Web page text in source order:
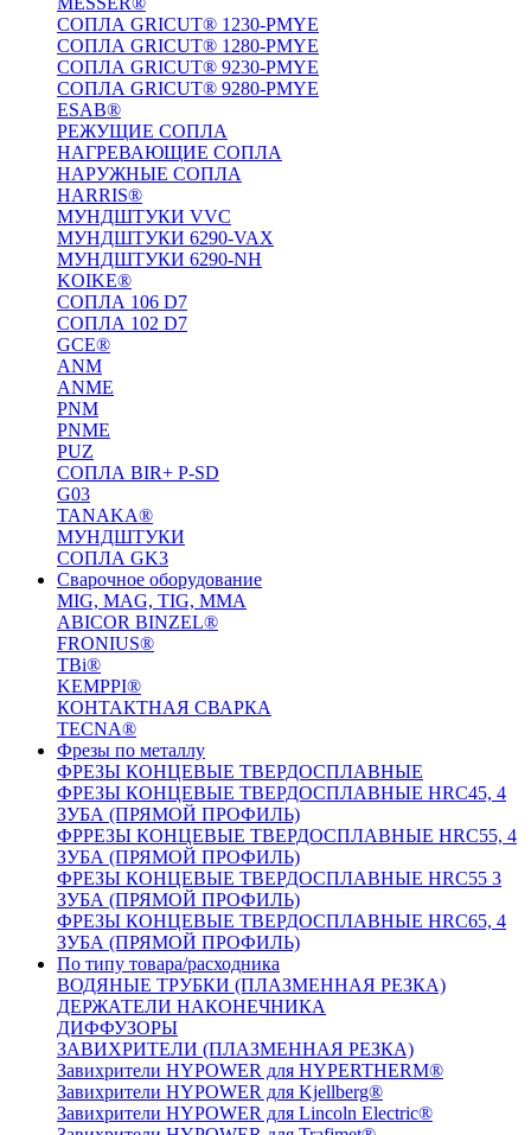
СОПЛА GRICUT® 1230-PMYE
СОПЛА GRICUT® 1280-PMYE
СОПЛА GRICUT® 9230-PMYE
СОПЛА GRICUT® 9280-PMYE
ESAB®
РЕЖУЩИЕ СОПЛА
НАГРЕВАЮЩИЕ СОПЛА
НАРУЖНЫЕ СОПЛА
HARRIS®
МУНДШТУКИ VVC
МУНДШТУКИ 6290-VAX
МУНДШТУКИ 6290-NH
KOIKE®
СОПЛА 106 D7
СОПЛА 102 D7
GCE®
ANM
ANME
PNM
PNME
PUZ
СОПЛА BIR+ P-SD
G03
TANAKA®
МУНДШТУКИ
СОПЛА GK3
Сварочное оборудование
MIG, MAG, TIG, MMA
ABICOR BINZEL®
FRONIUS®
TBi®
KEMPPI®
КОНТАКТНАЯ СВАРКА
TECNA®
Фрезы по металлу
ФРЕЗЫ КОНЦЕВЫЕ ТВЕРДОСПЛАВНЫЕ
ФРЕЗЫ КОНЦЕВЫЕ ТВЕРДОСПЛАВНЫЕ HRC45, 4
ЗУБА (ПРЯМОЙ ПРОФИЛЬ)
ФРРЕЗЫ КОНЦЕВЫЕ ТВЕРДОСПЛАВНЫЕ HRC55, 4
ЗУБА (ПРЯМОЙ ПРОФИЛЬ)
ФРЕЗЫ КОНЦЕВЫЕ ТВЕРДОСПЛАВНЫЕ HRC55 3
ЗУБА (ПРЯМОЙ ПРОФИЛЬ)
ФРЕЗЫ КОНЦЕВЫЕ ТВЕРДОСПЛАВНЫЕ HRC65, 4
ЗУБА (ПРЯМОЙ ПРОФИЛЬ)
По типу товара/расходника
ВОДЯНЫЕ ТРУБКИ (ПЛАЗМЕННАЯ РЕЗКА)
ДЕРЖАТЕЛИ НАКОНЕЧНИКА
ДИФФУЗОРЫ
ЗАВИХРИТЕЛИ (ПЛАЗМЕННАЯ РЕЗКА)
Завихрители HYPOWER для HYPERTHERM®
Завихрители HYPOWER для Kjellberg®
Завихрители HYPOWER для Lincoln Electric®